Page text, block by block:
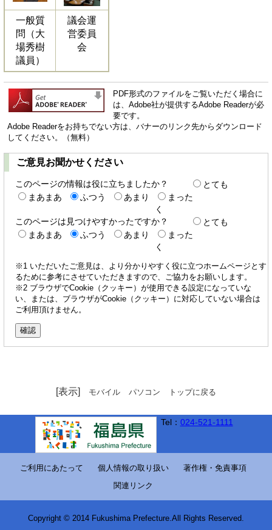
一般質
問（大
場秀樹
議員）
議会運
営委員
会
PDF形式のファイルをご覧いただく場合に
は、Adobe社が提供するAdobe Readerが必
要です。
Adobe Readerをお持ちでない方は、バナーのリンク先からダウンロード
してください。（無料）
ご意見お聞かせください
このページの情報は役に立ちましたか？
とても
まあまあ
ふつう あまり
まった
く
このページは見つけやすかったですか？
とても
まあまあ
ふつう あまり
まった
く
※1 いただいたご意見は、より分かりやすく役に立つホームページとす
るために参考にさせていただきますので、ご協力をお願いします。
※2 ブラウザでCookie（クッキー）が使用できる設定になっていな
い、または、ブラウザがCookie（クッキー）に対応していない場合は
ご利用頂けません。
[表示] モバイル パソコン トップに戻る
Tel： 024-521-1111
ご利用にあたって 個人情報の取り扱い
著作権・免責事項
関連リンク
Copyright © 2014 Fukushima Prefecture.All Rights Reserved.